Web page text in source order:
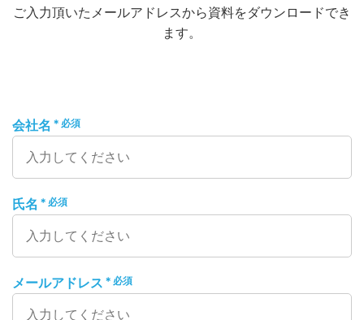
ご入力頂いたメールアドレスから資料をダウンロードでき
ます。
会社名 ＊必須
氏名 ＊必須
メールアドレス ＊必須